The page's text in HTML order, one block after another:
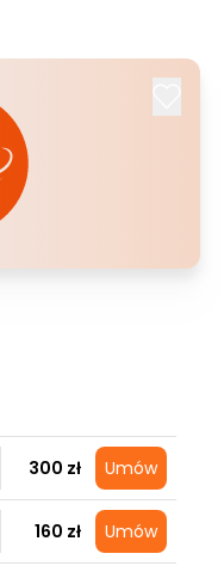
300 zł Umów
160 zł Umów